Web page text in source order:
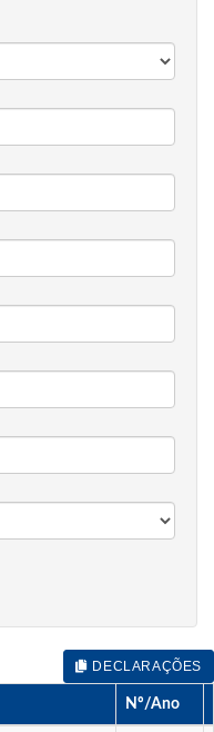
DECLARAÇÕES
Nº/Ano